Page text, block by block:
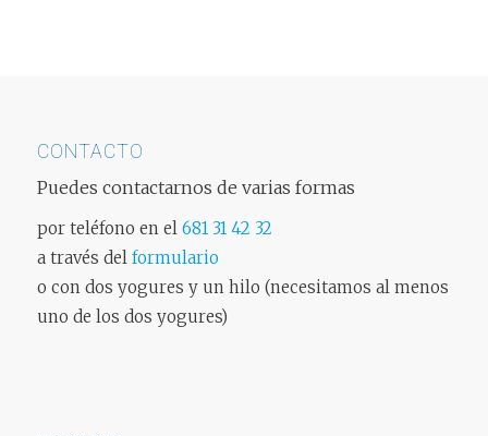
CONTACTO
Puedes contactarnos de varias formas
por teléfono en el 681 31 42 32
a través del formulario
o con dos yogures y un hilo (necesitamos al menos
uno de los dos yogures)